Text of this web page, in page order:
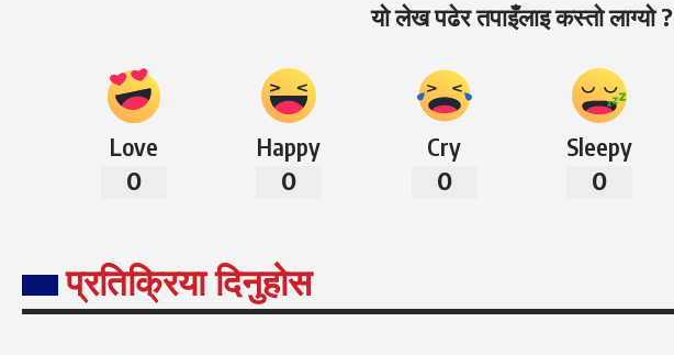
यो लेख पढेर तपाइँलाइ कस्तो लाग्यो ?
Love
0
Happy
0
Cry
0
Sleepy
0
प्रतिक्रिया दिनुहोस